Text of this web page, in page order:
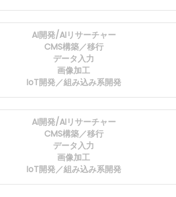
AI開発/AIリサーチャー
CMS構築／移行
データ入力
画像加工
IoT開発／組み込み系開発
AI開発/AIリサーチャー
CMS構築／移行
データ入力
画像加工
IoT開発／組み込み系開発